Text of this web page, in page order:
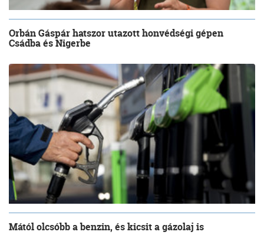
Orbán Gáspár hatszor utazott honvédségi gépen
Csádba és Nigerbe
Mától olcsóbb a benzin, és kicsit a gázolaj is